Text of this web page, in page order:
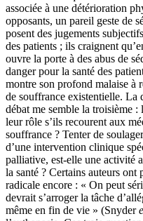
associée à une détérioration
opposants, un pareil geste de
posent des jugements
des patients ; ils craignent
ouvre la porte à des abus de
danger pour la santé des
montre son profond malaise à
de souffrance existentielle. La
débat me semble la troisième :
leur rôle s’ils recourent aux
souffrance ? Tenter de
d’une intervention clinique
palliative, est-elle une activité
la santé ? Certains auteurs ont
radicale encore : « On peut
devrait s’arroger la tâche
même en fin de vie » (Snyder